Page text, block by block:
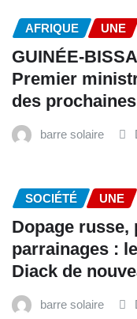
AFRIQUE UNE
GUINÉE-
Premier
des
barre solaire
SOCIÉTÉ UNE
Dopage russe,
parrainages :
Diack de
barre solaire